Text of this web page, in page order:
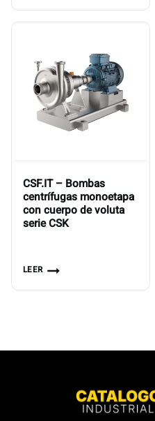
CSF.IT – Bombas
centrífugas monoetapa
con cuerpo de voluta
serie CSK
LEER